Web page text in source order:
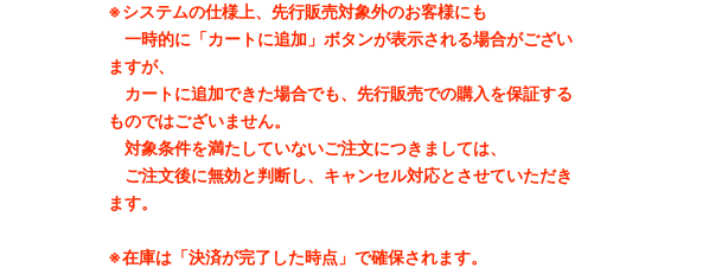
※システムの仕様上、先行販売対象外のお客様にも
一時的に「カートに追加」ボタンが表示される場合がござい
ますが、
カートに追加できた場合でも、先行販売での購入を保証する
ものではございません。
対象条件を満たしていないご注文につきましては、
ご注文後に無効と判断し、キャンセル対応とさせていただき
ます。
※在庫は「決済が完了した時点」で確保されます。